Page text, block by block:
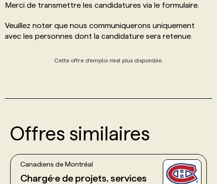
Merci de transmettre les candidatures via le formulaire.
Veuillez noter que nous communiquerons uniquement
avec les personnes dont la candidature sera retenue.
Cette offre d'emploi n'est plus disponible.
Offres similaires
Canadiens de Montréal
Chargé·e de projets, services